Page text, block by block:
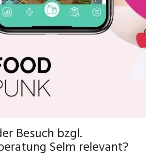
Besuch bzgl.
Selm relevant?